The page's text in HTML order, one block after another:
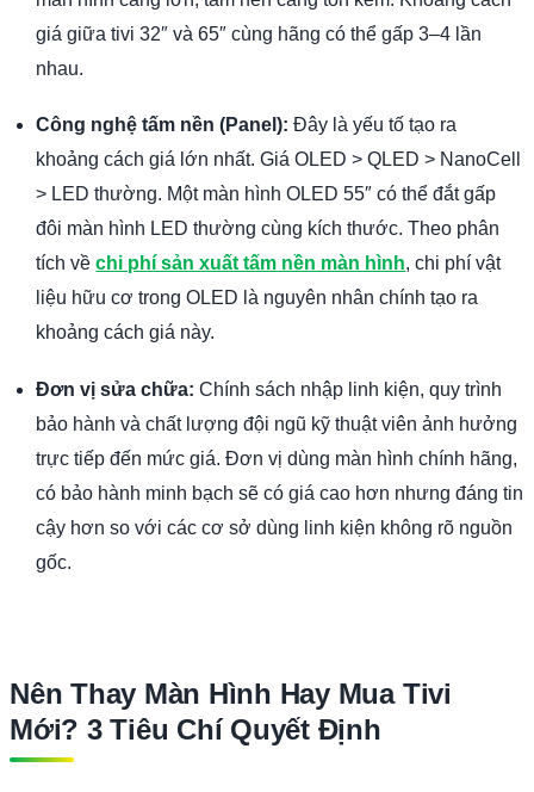
giá giữa tivi 32″ và 65″ cùng hãng có thể gấp 3–4 lần
nhau.
Công nghệ tấm nền (Panel): Đây là yếu tố tạo ra
khoảng cách giá lớn nhất. Giá OLED > QLED > NanoCell
> LED thường. Một màn hình OLED 55″ có thể đắt gấp
đôi màn hình LED thường cùng kích thước. Theo phân
tích vềchi phí sản xuất tấm nền màn hình, chi phí vật
liệu hữu cơ trong OLED là nguyên nhân chính tạo ra
khoảng cách giá này.
Đơn vị sửa chữa: Chính sách nhập linh kiện, quy trình
bảo hành và chất lượng đội ngũ kỹ thuật viên ảnh hưởng
trực tiếp đến mức giá. Đơn vị dùng màn hình chính hãng,
có bảo hành minh bạch sẽ có giá cao hơn nhưng đáng tin
cậy hơn so với các cơ sở dùng linh kiện không rõ nguồn
gốc.
Nên Thay Màn Hình Hay Mua Tivi
Mới? 3 Tiêu Chí Quyết Định